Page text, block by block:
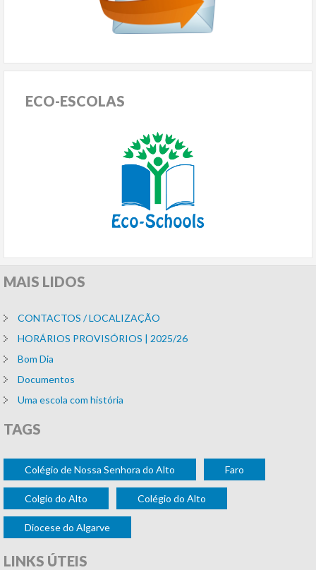
ECO-ESCOLAS
MAIS LIDOS
CONTACTOS / LOCALIZAÇÃO
HORÁRIOS PROVISÓRIOS | 2025/26
Bom Dia
Documentos
Uma escola com história
TAGS
Colégio de Nossa Senhora do Alto Faro
Colgio do Alto Colégio do Alto
Diocese do Algarve
LINKS ÚTEIS